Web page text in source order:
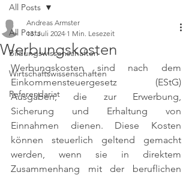
All Posts
Bildungswissenschaften
Wirtschaftswissenschaften
Referendariat
All Posts
Werbungskosten
Andreas Armster
13. Juli 2024 1 Min. Lesezeit
Werbungskosten sind nach dem
Einkommensteuergesetz (EStG)
Ausgaben, die zur Erwerbung,
Sicherung und Erhaltung von
Einnahmen dienen. Diese Kosten
können steuerlich geltend gemacht
werden, wenn sie in direktem
Zusammenhang mit der beruflichen